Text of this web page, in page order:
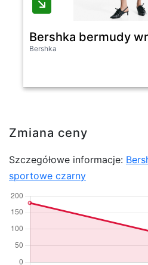
Bershka bermudy
Bershka
Zmiana ceny
Szczegółowe informacje:
sportowe czarny